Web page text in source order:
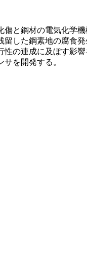
と鋼材の電気化学
した鋼素地の腐食
の連成に及ぼす影
を開発する。